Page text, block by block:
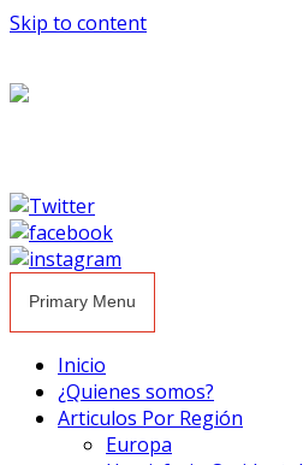
Skip to content
Primary Menu
Inicio
¿Quienes somos?
Articulos Por Región
Europa